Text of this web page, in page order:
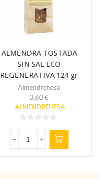
cantidad
ALMENDRA TOSTADA
SIN SAL ECO
REGENERATIVA 124 gr
Almendrehesa
3,60€
ALMENDREHESA
de
5
ALMENDRA